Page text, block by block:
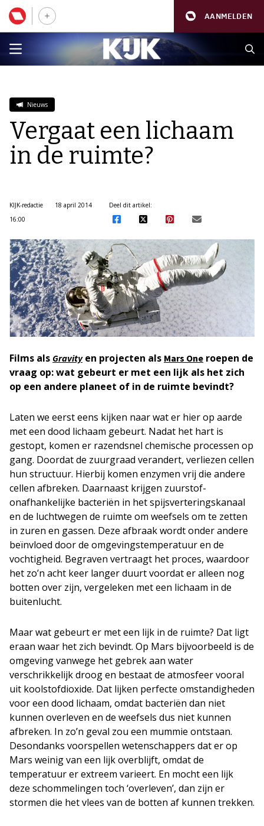
AANMELDEN
Nieuws
Vergaat een lichaam
in de ruimte?
KIJK-redactie
18 april 2014
16:00
Deel dit artikel:
Films als Gravityen projecten als Mars One roepen de
vraag op: wat gebeurt er met een lijk als het zich
op een andere planeet of in de ruimte bevindt?
Laten we eerst eens kijken naar wat er hier op aarde
met een dood lichaam gebeurt. Nadat het hart is
gestopt, komen er razendsnel chemische processen op
gang. Doordat de zuurgraad verandert, verliezen cellen
hun structuur. Hierbij komen enzymen vrij die andere
cellen afbreken. Daarnaast krijgen zuur­stof-
onafhankelijke bacteriën in het spijsverteringskanaal
en de luchtwegen de ruimte om weefsels om te zetten
in zuren en gassen. Deze afbraak wordt onder andere
beïnvloed door de omgevingstemperatuur en de
vochtigheid. Begraven vertraagt het proces, waardoor
het zo’n acht keer langer duurt voordat er alleen nog
botten over zijn, vergeleken met een lichaam in de
buitenlucht.
Maar wat gebeurt er met een lijk in de ruimte? Dat ligt
eraan waar het zich bevindt. Op Mars bijvoorbeeld is de
omgeving vanwege het gebrek aan water
verschrikkelijk droog en bestaat de atmosfeer vooral
uit koolstofdioxide. Dat lijken perfecte omstandigheden
voor een dood lichaam, omdat bacteriën dan niet
kunnen overleven en de weefsels dus niet kunnen
afbreken. In zo’n geval zou een mummie ontstaan.
Desondanks voorspellen wetenschappers dat er op
Mars weinig van een lijk overblijft, omdat de
temperatuur er extreem varieert. En mocht een lijk
deze schommelingen toch ‘overleven’, dan zijn er
stormen die het vlees van de botten af kunnen trekken.